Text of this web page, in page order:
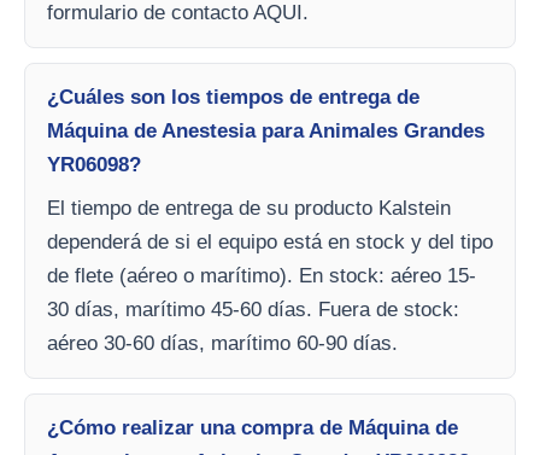
formulario de contacto AQUI.
¿Cuáles son los tiempos de entrega de
Máquina de Anestesia para Animales Grandes
YR06098?
El tiempo de entrega de su producto Kalstein
dependerá de si el equipo está en stock y del tipo
de flete (aéreo o marítimo). En stock: aéreo 15-
30 días, marítimo 45-60 días. Fuera de stock:
aéreo 30-60 días, marítimo 60-90 días.
¿Cómo realizar una compra de Máquina de